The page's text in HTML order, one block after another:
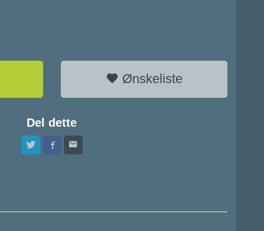
Ønskeliste
Del dette